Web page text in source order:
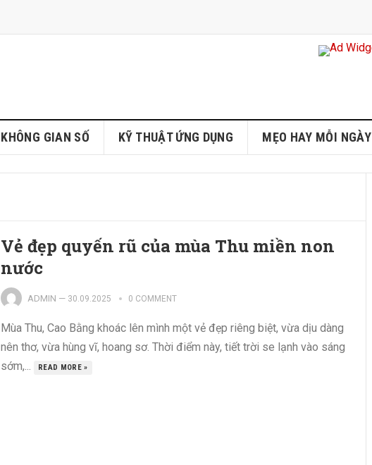
KHÔNG GIAN SỐ KỸ THUẬT ỨNG DỤNG MẸO HAY MỖI NGÀY
Vẻ đẹp quyến rũ của mùa Thu miền non
nước
ADMIN — 30.09.2025 0 COMMENT
Mùa Thu, Cao Bằng khoác lên mình một vẻ đẹp riêng biệt, vừa dịu dàng
nên thơ, vừa hùng vĩ, hoang sơ. Thời điểm này, tiết trời se lạnh vào sáng
sớm,...
READ MORE »